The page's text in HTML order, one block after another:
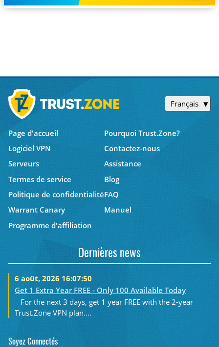
Français
Page d'accueil
Pourquoi Trust.Zone?
Logiciel VPN
Contactez-nous
Serveurs
Assistance
Termes de service
Blog
Politique de confidentialitéFAQ
Warrant Canary
Manuel
Programme d'affiliation
Dernières news
6 août, 2026 16:07:50
Get 1 Extra Year FREE - Only 100 Available Today
For the next 3 days, get 1 year FREE with the 2-year
Trust.Zone VPN plan....
Soyez Connectés